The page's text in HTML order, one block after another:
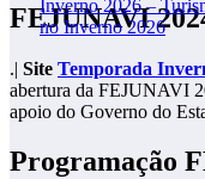
FEJUNAVI
.| Site Temporada
abertura da FEJUNAVI
apoio do Governo do
Programação